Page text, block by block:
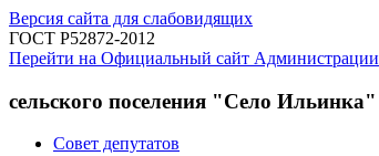
Версия сайта для слабовидящих
ГОСТ Р52872-2012
Перейти на Официальный сайт Администрации
сельского поселения "Село Ильинка"
Совет депутатов